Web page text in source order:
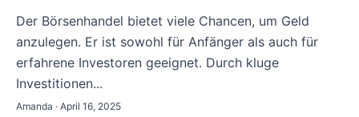
Der Börsenhandel bietet viele Chancen, um Geld
anzulegen. Er ist sowohl für Anfänger als auch für
erfahrene Investoren geeignet. Durch kluge
Investitionen...
Amanda · April 16, 2025